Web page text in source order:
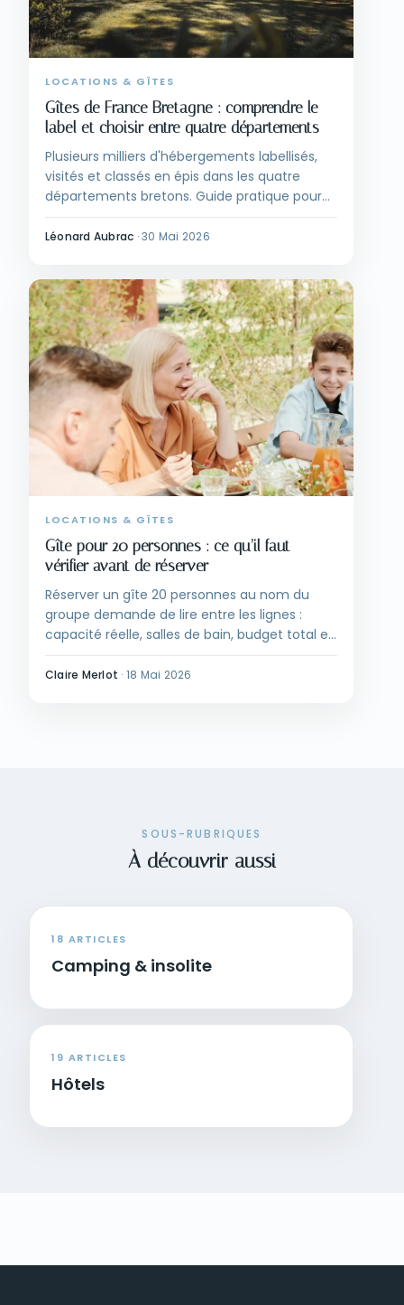
LOCATIONS & GÎTES
Gîtes de France Bretagne : comprendre le
label et choisir entre quatre départements
Plusieurs milliers d'hébergements labellisés,
visités et classés en épis dans les quatre
départements bretons. Guide pratique pour
choisir entre gîte rural, chambre d'hôtes, gîte
de groupe et arbitrer face à Airbnb.
Léonard Aubrac ·30 Mai 2026
LOCATIONS & GÎTES
Gîte pour 20 personnes : ce qu’il faut
vérifier avant de réserver
Réserver un gîte 20 personnes au nom du
groupe demande de lire entre les lignes :
capacité réelle, salles de bain, budget total et
règlement intérieur. La méthode pour signer
sans surprise et organiser un séjour réussi
Claire Merlot · 18 Mai 2026
SOUS-RUBRIQUES
À découvrir aussi
18 ARTICLES
Camping & insolite
19 ARTICLES
Hôtels